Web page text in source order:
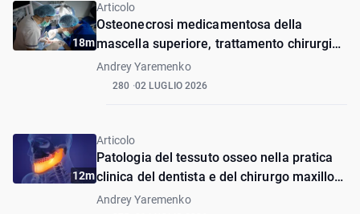
18m
Articolo
Osteonecrosi medicamentosa della
mascella superiore, trattamento chirurgico
(caso clinico)
Andrey Yaremenko
280 02 LUGLIO 2026
12m
Articolo
Patologia del tessuto osseo nella pratica
clinica del dentista e del chirurgo maxillo-
facciale
Andrey Yaremenko